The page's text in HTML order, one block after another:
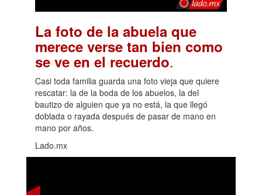
La foto de la abuela que
merece verse tan bien como
se ve en el recuerdo.
Casi toda familia guarda una foto vieja que quiere
rescatar: la de la boda de los abuelos, la del
bautizo de alguien que ya no está, la que llegó
doblada o rayada después de pasar de mano en
mano por años.
Lado.mx